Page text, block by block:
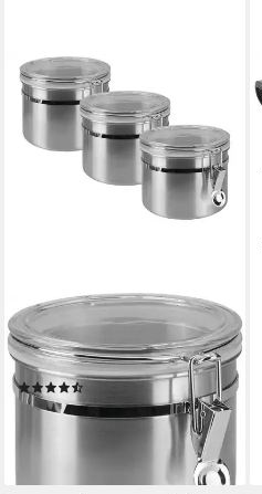
METALTEX
Vorratsdose, Edelstahl, (3-tlg),
Inox-Verschluss
ab 38,49 € UVP47,49 €
lieferbar - in 3-4 Werktagen bei dir